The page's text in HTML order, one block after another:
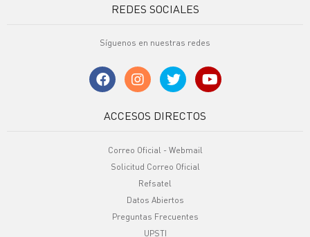
REDES SOCIALES
Síguenos en nuestras redes
ACCESOS DIRECTOS
Correo Oficial - Webmail
Solicitud Correo Oficial
Refsatel
Datos Abiertos
Preguntas Frecuentes
UPSTI